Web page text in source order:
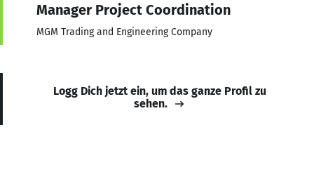
Manager Project Coordination
MGM Trading and Engineering Company
Logg Dich jetzt ein, um das ganze Profil zu
sehen.